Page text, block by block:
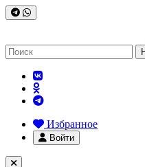
Избранное
Войти